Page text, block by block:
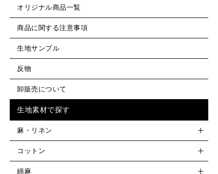
オリジナル商品一覧
商品に関する注意事項
生地サンプル
反物
卸販売について
生地素材で探す
麻・リネン
コットン
綿麻